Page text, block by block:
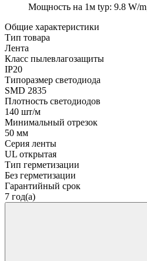
Мощность на 1м typ: 9.8 W/
Общие характеристики
Тип товара
Лента
Класс пылевлагозащиты
IP20
Типоразмер светодиода
SMD 2835
Плотность светодиодов
140 шт/м
Минимальный отрезок
50 мм
Серия ленты
UL открытая
Тип герметизации
Без герметизации
Гарантийный срок
7 год(а)